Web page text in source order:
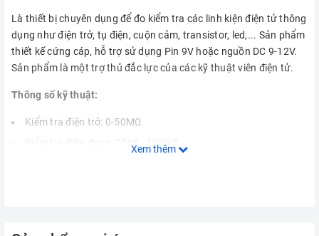
Là thiết bị chuyên dụng để đo kiểm tra các linh kiện điện tử thông
dụng như điện trở, tụ điện, cuộn cảm, transistor, led,... Sản phẩm
thiết kế cứng cáp, hỗ trợ sử dụng Pin 9V hoặc nguồn DC 9-12V.
Sản phẩm là một trợ thủ đắc lực của các kỹ thuật viên điện tử.
Thông số kỹ thuật:
Kiểm tra điện trở: 0-50MΩ
Kiểm tra điện dung: 25pF - 100mF
Xem thêm